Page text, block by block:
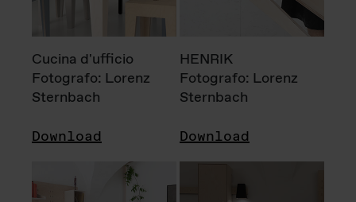
Cucina d'ufficio
Fotografo: Lorenz
Sternbach
Download
HENRIK
Fotografo: Lorenz
Sternbach
Download